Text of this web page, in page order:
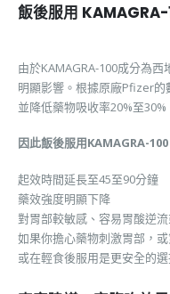
飯後服用
由於KAMAGRA-100成分為
明顯影響。根據原廠Pfizer的
並降低藥物吸收率20%至30%
因此飯後服用KAMAGRA-100
起效時間延長至45至90分鐘
藥效強度明顯下降
對胃部較敏感、容易胃酸逆
如果你擔心藥物刺激胃部，
或在輕食後服用是更安全的選